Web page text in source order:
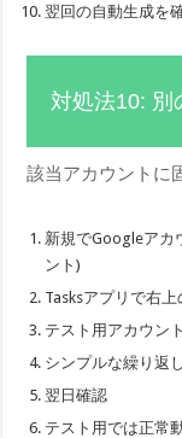
翌回の自動生成を
対処法10: 別
該当アカウントに
新規でGoogleアカ
ント)
Tasksアプリで右
テスト用アカウン
シンプルな繰り返
翌日確認
テスト用では正常